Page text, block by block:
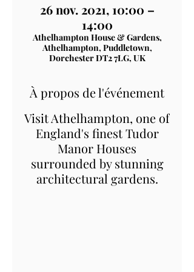
26 nov. 2021, 10:00 –
14:00
Athelhampton House & Gardens,
Athelhampton, Puddletown,
Dorchester DT2 7LG, UK
À propos de l'événement
Visit Athelhampton, one of
England's finest Tudor
Manor Houses
surrounded by stunning
architectural gardens.